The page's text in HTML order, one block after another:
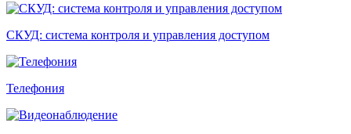
СКУД: система контроля и управления доступом
Телефония